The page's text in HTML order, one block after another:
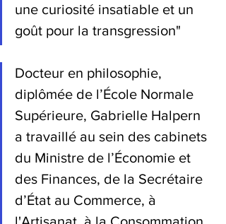
une curiosité insatiable et un
goût pour la transgression"
Docteur en philosophie,
diplômée de l’École Normale
Supérieure, Gabrielle Halpern
a travaillé au sein des cabinets
du Ministre de l’Économie et
des Finances, de la Secrétaire
d’État au Commerce, à